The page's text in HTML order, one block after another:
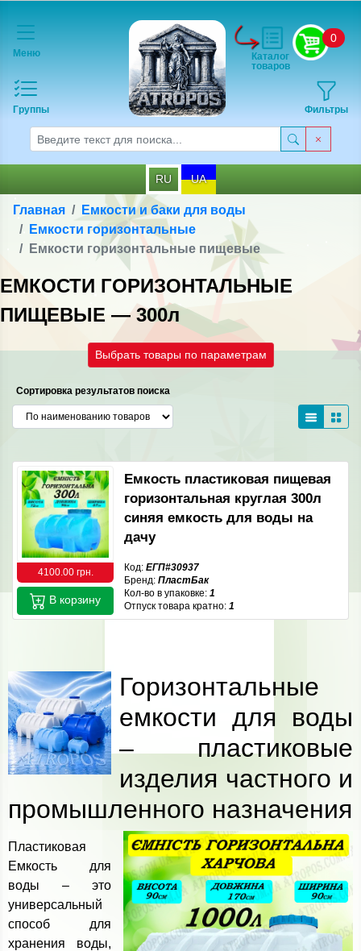
Меню
Группы
0
Фильтры
Каталог
товаров
RU UA
Главная
Емкости и баки для воды
Емкости горизонтальные
Емкости горизонтальные пищевые
ЕМКОСТИ ГОРИЗОНТАЛЬНЫЕ
ПИЩЕВЫЕ — 300л
Выбрать товары по параметрам
Сортировка результатов поиска
4100.00 грн.
Емкость пластиковая пищевая
горизонтальная круглая 300л
синяя емкость для воды на
дачу
Код: ЕГП#30937
Бренд: ПластБак
Кол-во в упаковке: 1
Отпуск товара кратно: 1
В корзину
Горизонтальные
емкости для воды
– пластиковые
изделия частного и
промышленного назначения
Пластиковая
Емкость для
воды – это
универсальный
способ для
хранения воды,